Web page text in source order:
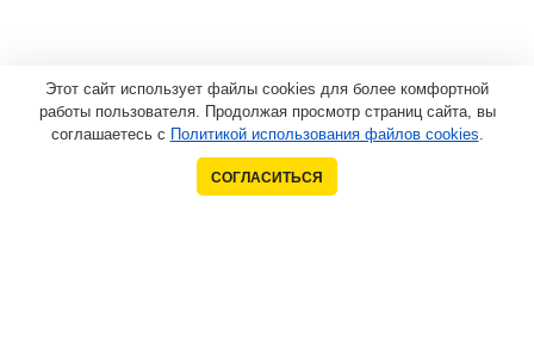
Этот сайт использует файлы cookies для более комфортной
работы пользователя. Продолжая просмотр страниц сайта, вы
соглашаетесь с Политикой использования файлов cookies.
СОГЛАСИТЬСЯ